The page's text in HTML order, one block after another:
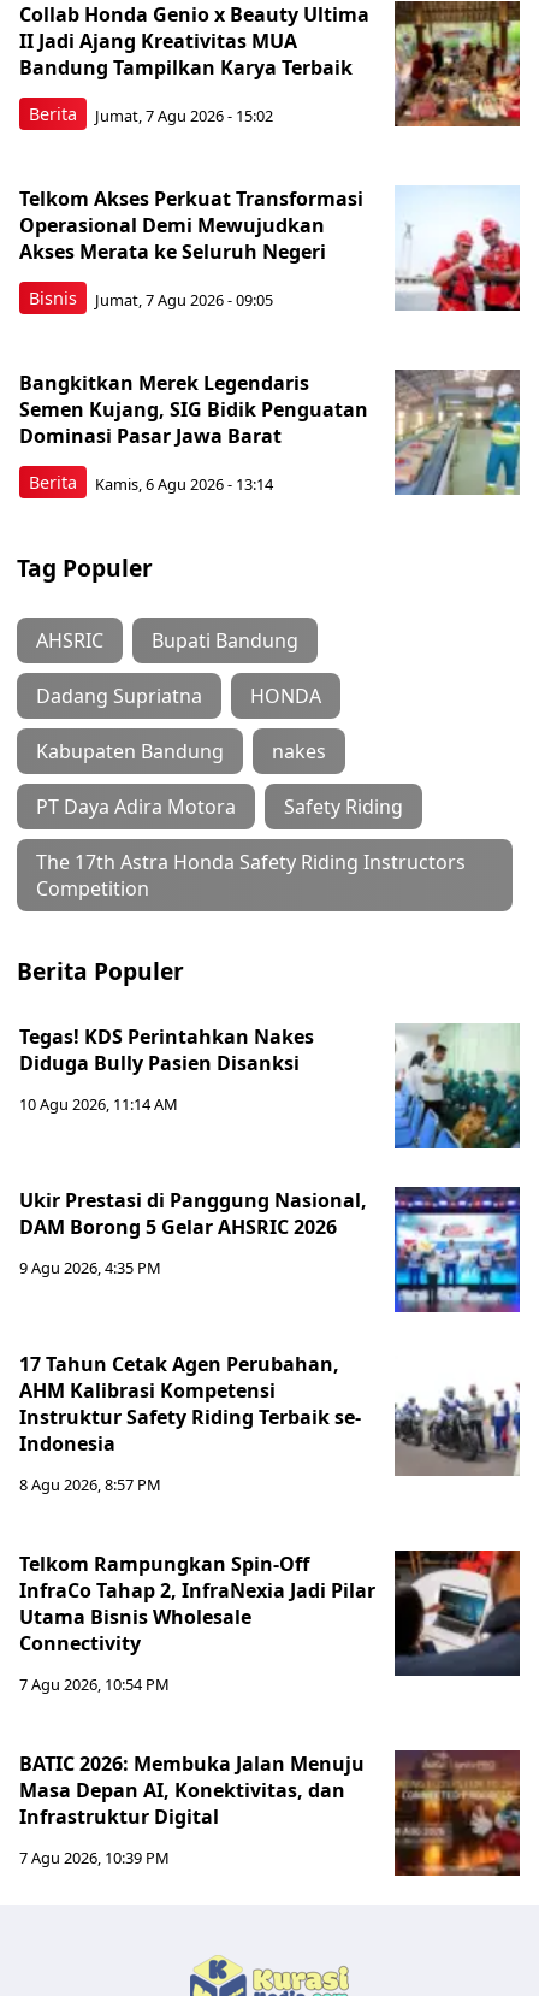
Berita
Collab Honda Genio x Beauty Ultima
II Jadi Ajang Kreativitas MUA
Bandung Tampilkan Karya Terbaik
Jumat, 7 Agu 2026 - 15:02
Bisnis
Telkom Akses Perkuat Transformasi
Operasional Demi Mewujudkan
Akses Merata ke Seluruh Negeri
Jumat, 7 Agu 2026 - 09:05
Berita
Bangkitkan Merek Legendaris
Semen Kujang, SIG Bidik Penguatan
Dominasi Pasar Jawa Barat
Kamis, 6 Agu 2026 - 13:14
Tag Populer
AHSRIC Bupati Bandung
Dadang Supriatna HONDA
Kabupaten Bandung nakes
PT Daya Adira Motora Safety Riding
The 17th Astra Honda Safety Riding Instructors
Competition
Berita Populer
Tegas! KDS Perintahkan Nakes
Diduga Bully Pasien Disanksi
10 Agu 2026, 11:14 AM
Ukir Prestasi di Panggung Nasional,
DAM Borong 5 Gelar AHSRIC 2026
9 Agu 2026, 4:35 PM
17 Tahun Cetak Agen Perubahan,
AHM Kalibrasi Kompetensi
Instruktur Safety Riding Terbaik se-
Indonesia
8 Agu 2026, 8:57 PM
Telkom Rampungkan Spin-Off
InfraCo Tahap 2, InfraNexia Jadi Pilar
Utama Bisnis Wholesale
Connectivity
7 Agu 2026, 10:54 PM
BATIC 2026: Membuka Jalan Menuju
Masa Depan AI, Konektivitas, dan
Infrastruktur Digital
7 Agu 2026, 10:39 PM